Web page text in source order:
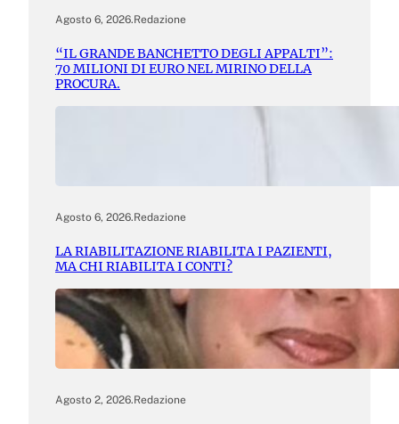
Agosto 6, 2026.Redazione
“IL GRANDE BANCHETTO DEGLI APPALTI”:
70 MILIONI DI EURO NEL MIRINO DELLA
PROCURA.
Agosto 6, 2026.Redazione
LA RIABILITAZIONE RIABILITA I PAZIENTI,
MA CHI RIABILITA I CONTI?
Agosto 2, 2026.Redazione